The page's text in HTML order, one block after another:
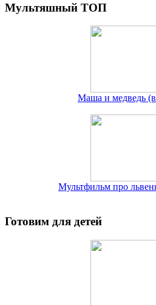
Мультяшный ТОП
Маша и медведь
Мультфильм про
Готовим для детей